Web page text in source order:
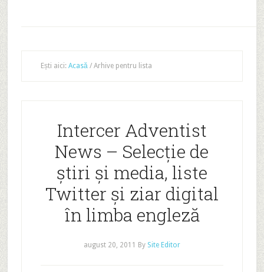
Ești aici: Acasă /Arhive pentru lista
Intercer Adventist
News – Selecție de
știri și media, liste
Twitter și ziar digital
în limba engleză
august 20, 2011 By Site Editor